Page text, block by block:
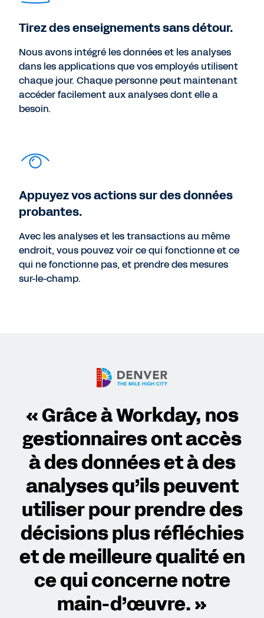
Tirez des enseignements sans détour.
Nous avons intégré les données et les analyses
dans les applications que vos employés utilisent
chaque jour. Chaque personne peut maintenant
accéder facilement aux analyses dont elle a
besoin.
Appuyez vos actions sur des données
probantes.
Avec les analyses et les transactions au même
endroit, vous pouvez voir ce qui fonctionne et ce
qui ne fonctionne pas, et prendre des mesures
sur-le-champ.
« Grâce à Workday, nos
gestionnaires ont accès
à des données et à des
analyses qu’ils peuvent
utiliser pour prendre des
décisions plus réfléchies
et de meilleure qualité en
ce qui concerne notre
main-d’œuvre. »